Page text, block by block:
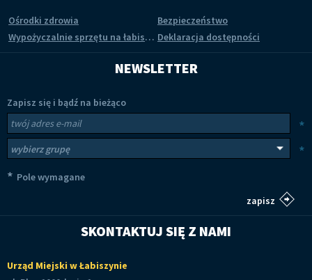
Ośrodki zdrowia
Bezpieczeństwo
Wypożyczalnie sprzętu na łabiszyńskiej wyspie Deklaracja dostępności
NEWSLETTER
Zapisz się i bądź na bieżąco
Newsletter
*
*
* Pole wymagane
SKONTAKTUJ SIĘ Z NAMI
Urząd Miejski w Łabiszynie